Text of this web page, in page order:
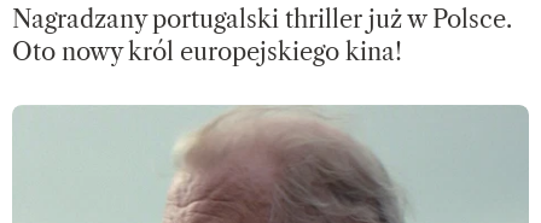
Nagradzany portugalski thriller już w Polsce.
Oto nowy król europejskiego kina!